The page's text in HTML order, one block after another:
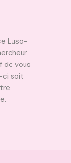
Luso-
de vous
ci soit